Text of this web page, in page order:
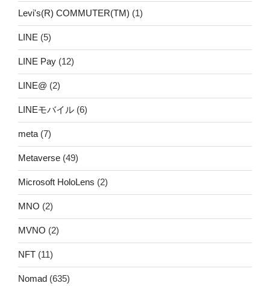
Levi's(R) COMMUTER(TM) (1)
LINE (5)
LINE Pay (12)
LINE@ (2)
LINEモバイル (6)
meta (7)
Metaverse (49)
Microsoft HoloLens (2)
MNO (2)
MVNO (2)
NFT (11)
Nomad (635)